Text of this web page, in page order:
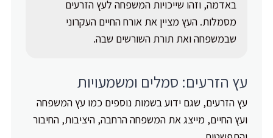
באדמה, וזהו שייכויות המשפחה לעץ הזרעים
מסמלות. העץ מציין את אורח החיים העקרוני
שבמשפחה ואת תורת השורשים שבה.
עץ הזרעים: סמלים ומשמעויות
עץ הזרעים, שגם ידוע בשמות נוספים כמו עץ המשפחה
ועץ החיים, מייצג את המשפחה הרחבה, היציבות, החיבור